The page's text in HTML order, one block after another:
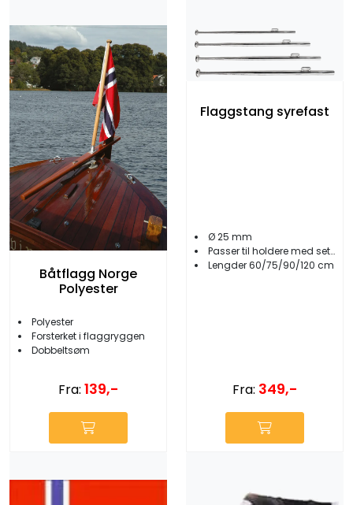
Båtflagg Norge
Polyester
Polyester
Forsterket i flaggryggen
Dobbeltsøm
Fra: 139,-
Flaggstang syrefast
Ø 25 mm
Passer til holdere med settskrue
Lengder 60/75/90/120 cm
Fra: 349,-